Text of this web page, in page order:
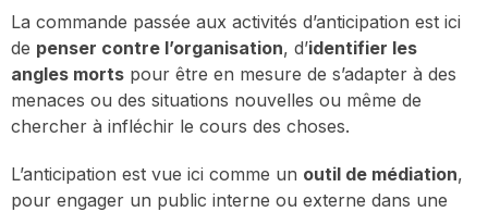
La commande passée aux activités d’anticipation est ici
de penser contre l’organisation, d’identifier les
angles morts pour être en mesure de s’adapter à des
menaces ou des situations nouvelles ou même de
chercher à infléchir le cours des choses.
L’anticipation est vue ici comme un outil de médiation,
pour engager un public interne ou externe dans une